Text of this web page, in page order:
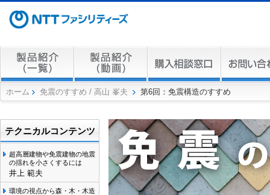
ホーム 免震のすすめ / 高山 峯夫 第6回：免震構造のすすめ
テクニカルコンテンツ
超高層建物や免震建物の地震
の揺れを小さくするには
井上 範夫
環境の視点から森・木・木造